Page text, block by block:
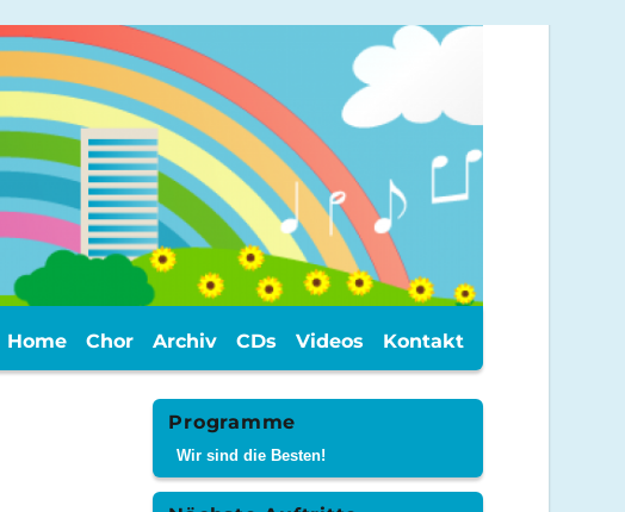
Home Chor Archiv CDs Videos Kontakt
Programme
Wir sind die Besten!